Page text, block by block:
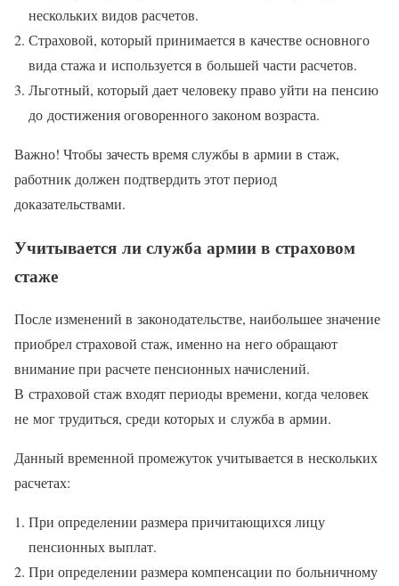
нескольких видов расчетов.
Страховой, который принимается в качестве основного
вида стажа и используется в большей части расчетов.
Льготный, который дает человеку право уйти на пенсию
до достижения оговоренного законом возраста.
Важно! Чтобы зачесть время службы в армии в стаж,
работник должен подтвердить этот период
доказательствами.
Учитывается ли служба армии в страховом
стаже
После изменений в законодательстве, наибольшее значение
приобрел страховой стаж, именно на него обращают
внимание при расчете пенсионных начислений.
В страховой стаж входят периоды времени, когда человек
не мог трудиться, среди которых и служба в армии.
Данный временной промежуток учитывается в нескольких
расчетах:
При определении размера причитающихся лицу
пенсионных выплат.
При определении размера компенсации по больничному